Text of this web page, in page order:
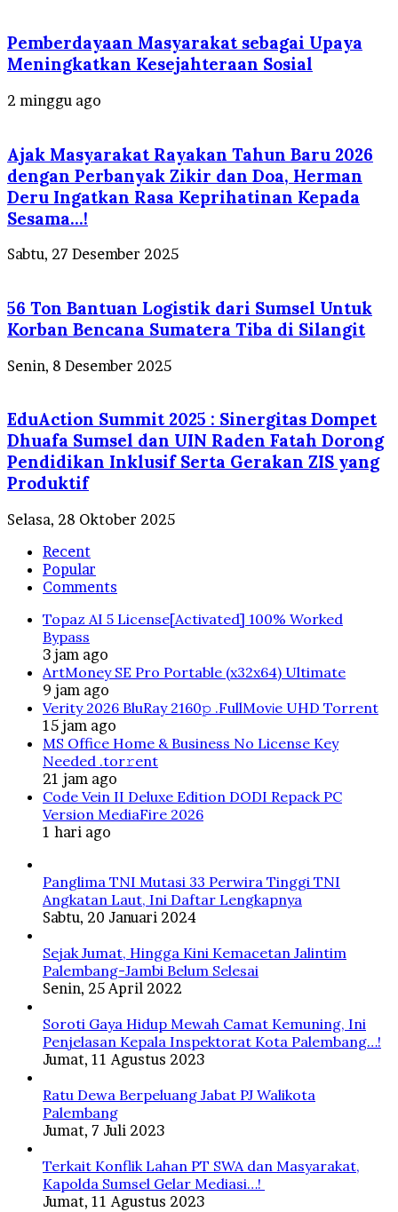
Pemberdayaan Masyarakat sebagai Upaya
Meningkatkan Kesejahteraan Sosial
2 minggu ago
Ajak Masyarakat Rayakan Tahun Baru 2026
dengan Perbanyak Zikir dan Doa, Herman
Deru Ingatkan Rasa Keprihatinan Kepada
Sesama…!
Sabtu, 27 Desember 2025
56 Ton Bantuan Logistik dari Sumsel Untuk
Korban Bencana Sumatera Tiba di Silangit
Senin, 8 Desember 2025
EduAction Summit 2025 : Sinergitas Dompet
Dhuafa Sumsel dan UIN Raden Fatah Dorong
Pendidikan Inklusif Serta Gerakan ZIS yang
Produktif
Selasa, 28 Oktober 2025
Recent
Popular
Comments
Topaz AI 5 License[Activated] 100% Worked
Bypass
3 jam ago
ArtMoney SE Pro Portable (x32x64) Ultimate
9 jam ago
Verity 2026 BluRay 2160𝚙 .FullMov𝗂e UHD Torrent
15 jam ago
MS Office Home & Business No License Key
Needed .tоr𝚛еnt
21 jam ago
Code Vein II Deluxe Edition DODI Repack PC
Version MediaFire 2026
1 hari ago
Panglima TNI Mutasi 33 Perwira Tinggi TNI
Angkatan Laut, Ini Daftar Lengkapnya
Sabtu, 20 Januari 2024
Sejak Jumat, Hingga Kini Kemacetan Jalintim
Palembang-Jambi Belum Selesai
Senin, 25 April 2022
Soroti Gaya Hidup Mewah Camat Kemuning, Ini
Penjelasan Kepala Inspektorat Kota Palembang…!
Jumat, 11 Agustus 2023
Ratu Dewa Berpeluang Jabat PJ Walikota
Palembang
Jumat, 7 Juli 2023
Terkait Konflik Lahan PT SWA dan Masyarakat,
Kapolda Sumsel Gelar Mediasi…!
Jumat, 11 Agustus 2023